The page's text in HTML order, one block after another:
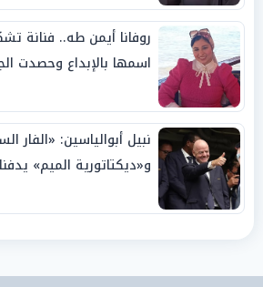
روفانا أيمن طه.. فنانة
اسمها بالإبداع وحصدت
نبيل أبوالياسين: «الفار
و«ديكتاتورية الميم»